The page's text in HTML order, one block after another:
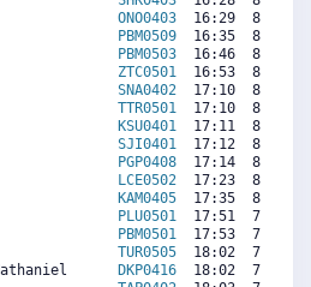
Jiří
ONO0403
16:29  8614
Vilém
PBM0509
16:35  8560
Jan
PBM0503
16:46  8461
Šimon
ZTC0501
16:53  8397
Josef
SNA0402
17:10  8244
Tomáš
TTR0501
17:10  8244
KSU0401
17:11  8235
SJI0401
17:12  8226
PGP0408
17:14  8208
LCE0502
17:23  8126
KAM0405
17:35  8018
PLU0501
17:51  7873
Filip
PBM0501
17:53  7855
Hugo TUR0505
18:02  7774
Nathaniel
DKP0416
18:02  7774